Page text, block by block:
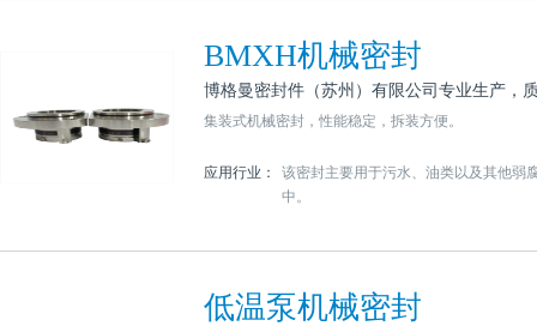
BMXH机械密封
博格曼密封件（苏州）有限公司专业生产，
集装式机械密封，性能稳定，拆装方便。
应用行业：
该密封主要用于污水、油类以及其他弱
中。
低温泵机械密封